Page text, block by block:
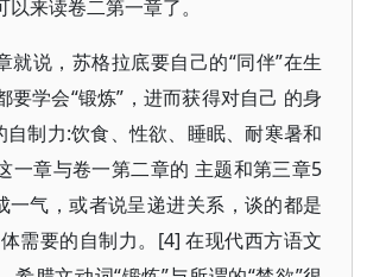
以来读卷二第一章了。
就说，苏格拉底要自己的“同伴”在生
要学会“锻炼”，进而获得对自己 的身
自制力:饮食、性欲、睡眠、耐寒暑和
一章与卷一第二章的 主题和第三章5
气，或者说呈递进关系，谈的都是
需要的自制力。[4] 在现代西方语文